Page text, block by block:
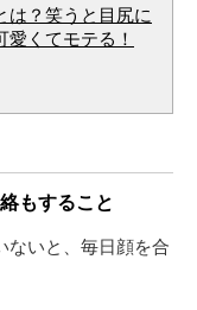
は？笑うと目尻に
くてモテる！
もすること
ないと、毎日顔を合